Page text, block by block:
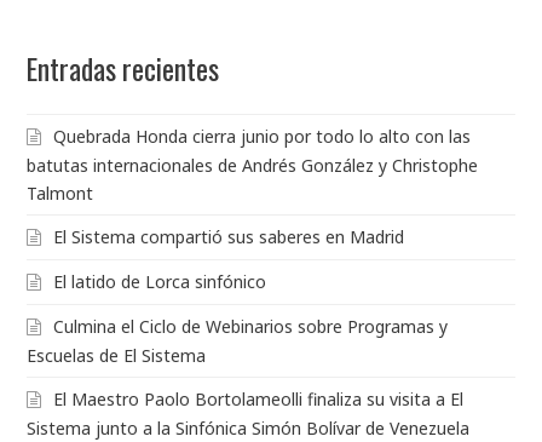
Entradas recientes
Quebrada Honda cierra junio por todo lo alto con las
batutas internacionales de Andrés González y Christophe
Talmont
El Sistema compartió sus saberes en Madrid
El latido de Lorca sinfónico
Culmina el Ciclo de Webinarios sobre Programas y
Escuelas de El Sistema
El Maestro Paolo Bortolameolli finaliza su visita a El
Sistema junto a la Sinfónica Simón Bolívar de Venezuela